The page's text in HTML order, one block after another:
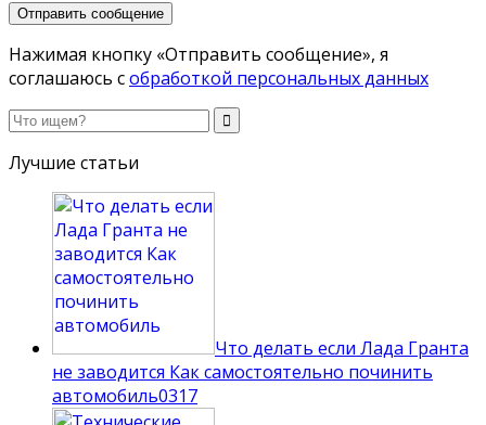
Нажимая кнопку «Отправить сообщение», я
соглашаюсь собработкой персональных данных
Лучшие статьи
Что делать если Лада Гранта
не заводится Как самостоятельно починить
автомобиль0317